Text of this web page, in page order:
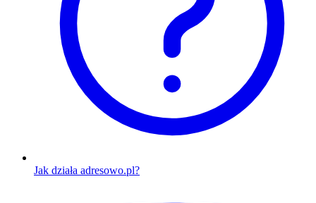
Jak działa adresowo.pl?